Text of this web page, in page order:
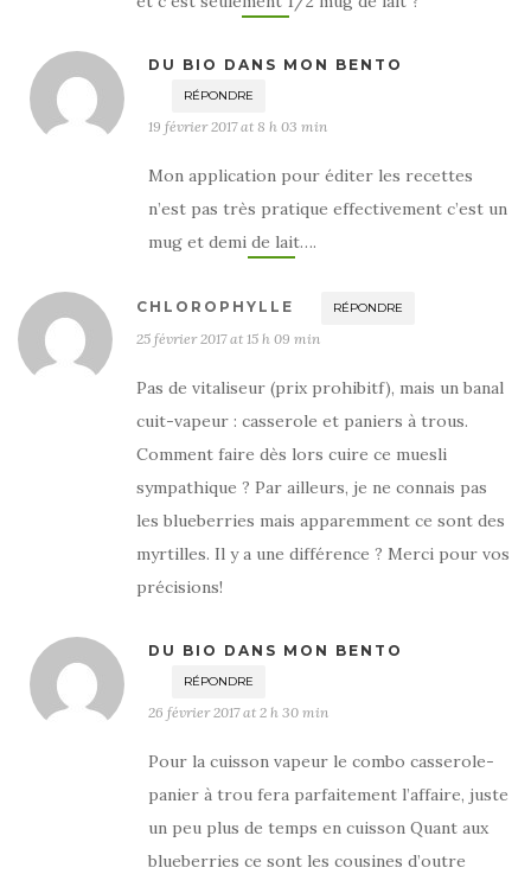
DU BIO DANS MON BENTO
RÉPONDRE
19 février 2017 at 8 h 03 min
Mon application pour éditer les recettes
n’est pas très pratique effectivement c’est un
mug et demi de lait….
CHLOROPHYLLE RÉPONDRE
25 février 2017 at 15 h 09 min
Pas de vitaliseur (prix prohibitf), mais un banal
cuit-vapeur : casserole et paniers à trous.
Comment faire dès lors cuire ce muesli
sympathique ? Par ailleurs, je ne connais pas
les blueberries mais apparemment ce sont des
myrtilles. Il y a une différence ? Merci pour vos
précisions!
DU BIO DANS MON BENTO
RÉPONDRE
26 février 2017 at 2 h 30 min
Pour la cuisson vapeur le combo casserole-
panier à trou fera parfaitement l’affaire, juste
un peu plus de temps en cuisson Quant aux
blueberries ce sont les cousines d’outre